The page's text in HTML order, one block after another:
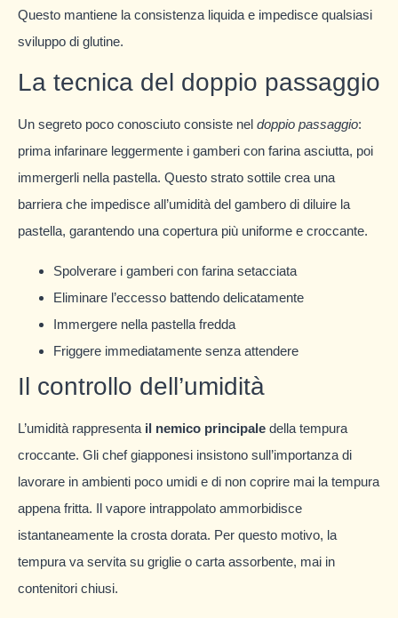
Questo mantiene la consistenza liquida e impedisce qualsiasi
sviluppo di glutine.
La tecnica del doppio passaggio
Un segreto poco conosciuto consiste nel doppio passaggio:
prima infarinare leggermente i gamberi con farina asciutta, poi
immergerli nella pastella. Questo strato sottile crea una
barriera che impedisce all’umidità del gambero di diluire la
pastella, garantendo una copertura più uniforme e croccante.
Spolverare i gamberi con farina setacciata
Eliminare l’eccesso battendo delicatamente
Immergere nella pastella fredda
Friggere immediatamente senza attendere
Il controllo dell’umidità
L’umidità rappresenta il nemico principale della tempura
croccante. Gli chef giapponesi insistono sull’importanza di
lavorare in ambienti poco umidi e di non coprire mai la tempura
appena fritta. Il vapore intrappolato ammorbidisce
istantaneamente la crosta dorata. Per questo motivo, la
tempura va servita su griglie o carta assorbente, mai in
contenitori chiusi.